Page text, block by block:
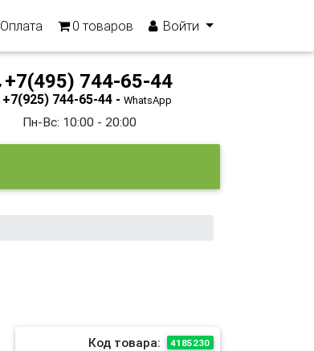
Оплата 0 товаров Войти
+7(495) 744-65-44
+7(925) 744-65-44 - WhatsApp
Пн-Вс: 10:00 - 20:00
Код товара: 4185230